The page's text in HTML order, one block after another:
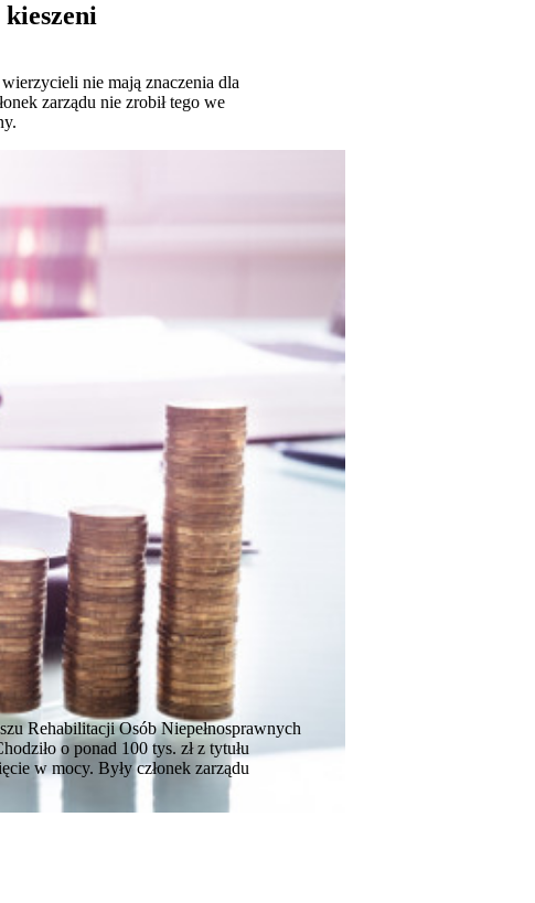
kieszeni
nie mają znaczenia dla
zarządu nie zrobił tego we
Rehabilitacji Osób Niepełnosprawnych
o ponad 100 tys. zł z tytułu
w mocy. Były członek zarządu